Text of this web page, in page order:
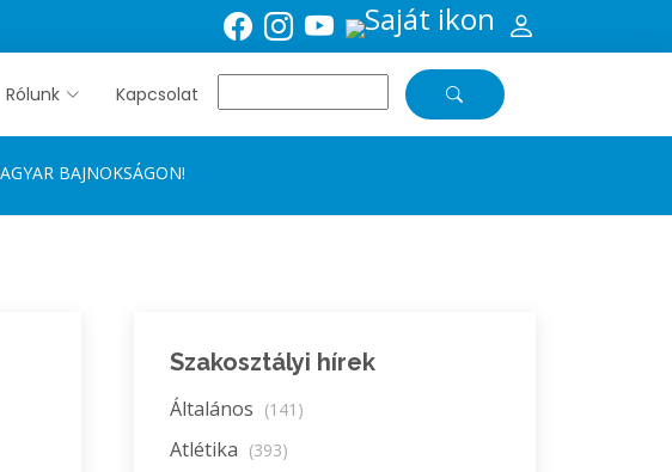
Rólunk Kapcsolat
BAJNOKSÁGON!
Szakosztályi hírek
Általános (141)
Atlétika (393)